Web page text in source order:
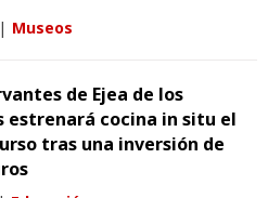
| Museos
de Ejea de los
estrenará cocina in situ el
tras una inversión de